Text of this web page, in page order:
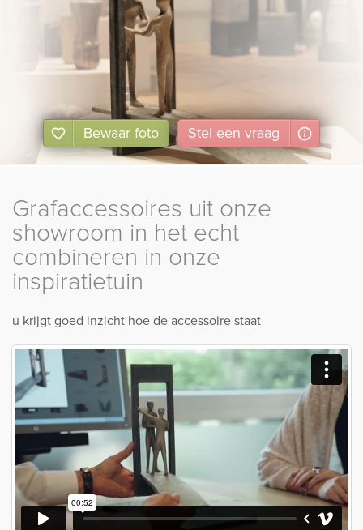
Bewaar foto Stel een vraag
Grafaccessoires uit onze
showroom in het echt
combineren in onze
inspiratietuin
u krijgt goed inzicht hoe de accessoire staat